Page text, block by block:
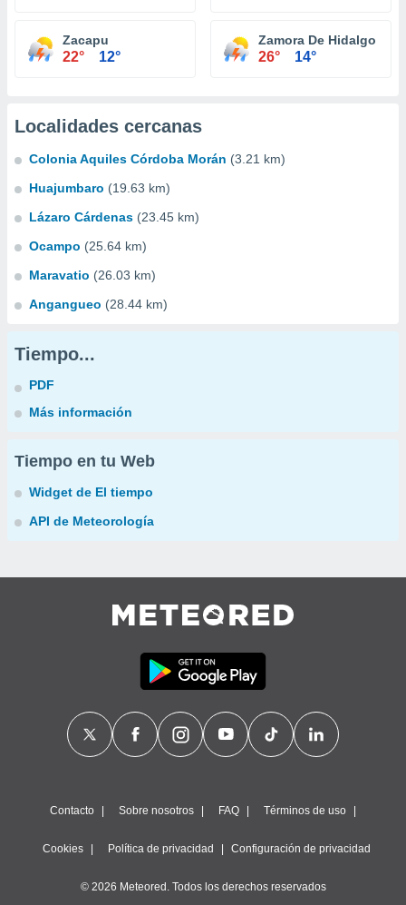
Zacapu
22° 12°
Zamora De Hidalgo
26° 14°
Localidades cercanas
Colonia Aquiles Córdoba Morán (3.21 km)
Huajumbaro (19.63 km)
Lázaro Cárdenas (23.45 km)
Ocampo (25.64 km)
Maravatio (26.03 km)
Angangueo (28.44 km)
Tiempo...
PDF
Más información
Tiempo en tu Web
Widget de El tiempo
API de Meteorología
Contacto Sobre nosotros FAQ Términos de uso
Cookies Política de privacidad Configuración de privacidad
© 2026 Meteored. Todos los derechos reservados